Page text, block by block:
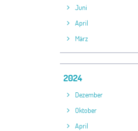
Juni
April
März
2024
Dezember
Oktober
April